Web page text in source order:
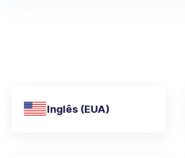
Inglês (EUA)